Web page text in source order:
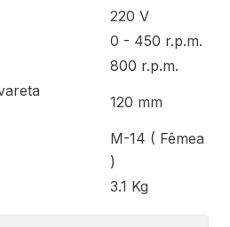
220 V
0 - 450 r.p.m.
800 r.p.m.
120 mm
M-14 ( Fêmea
)
3.1 Kg